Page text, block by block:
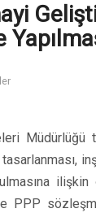
Müdürlüğü
ilişkin
PPP